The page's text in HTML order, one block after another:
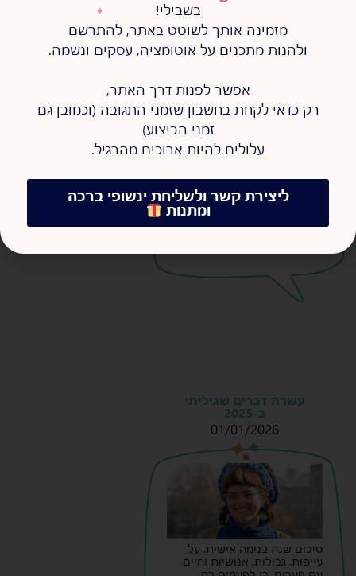
מה זה אוטומציה עסקית, מתי
היא באמת חוסכת זמן ומתי היא
רק מוסיפה בלאגן? תקציר ברור,
להמשיך לקרוא >
עשרה דברים שגיליתי
ב-2025
01/01/2026
s
s
סיכום שנה בנימה אישית. על
עייפות, גבולות, אנושיות וחיים
בשבילי!
מזמינה אותך לשוטט באתר, להתרשם
ולהנות מתכנים על אוטומציה, עסקים ונשמה.
אפשר לפנות דרך האתר,
רק כדאי לקחת בחשבון שזמני התגובה (וכמובן גם
זמני הביצוע)
עלולים להיות ארוכים מהרגיל.
ליצירת קשר ולשליחת ינשופי ברכה
ומתנות